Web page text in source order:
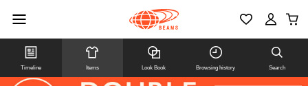
Timeline Items Look Book Browsing history Search